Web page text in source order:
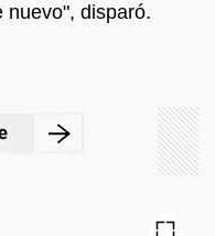
nuevo", disparó.